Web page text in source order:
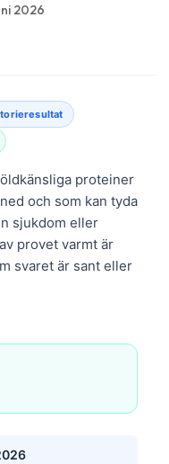
2026
proteiner
och som kan tyda
sjukdom eller
provet varmt är
svaret är sant eller